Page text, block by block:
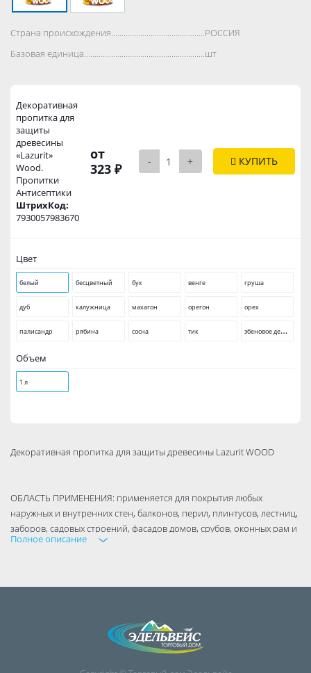
Страна происхождения..................................................................................
РОССИЯ
Базовая единица..................................................................................
шт
Декоративная
пропитка для
защиты
древесины
«Lazurit»
Wood.
Пропитки
Антисептики
ШтрихКод:
7930057983670
от
323 ₽
- + КУПИТЬ
Цвет
белый бесцветный бук венге груша
дуб калужница махагон орегон орех
палисандр рябина сосна тик э
беновое дерево
Объем
1 л
Декоративная пропитка для защиты древесины Lazurit WOOD
ОБЛАСТЬ ПРИМЕНЕНИЯ: применяется для покрытия любых
наружных и внутренних стен, балконов, перил, плинтусов, лестниц,
заборов, садовых строений, фасадов домов, срубов, оконных рам и
других конструкций из дерева (влажностью до 40 %), фанеры, ДСП и
новых, ранее неокрашенных деревянных поверхностей;
защиты древесины (при этом не допускается сплошная пленка
для тонирования деревянных и паркетных полов перед
Полное описание